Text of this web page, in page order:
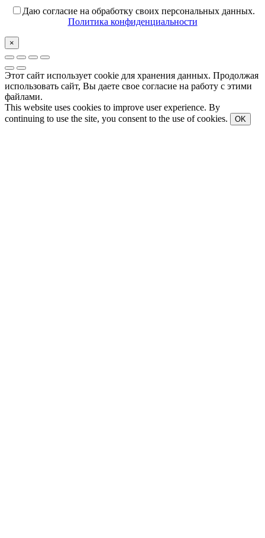
Даю согласие на обработку своих персональных данных.
Политика конфиденциальности
×
Этот сайт использует cookie для хранения данных. Продолжая
использовать сайт, Вы даете свое согласие на работу с этими
файлами.
This website uses cookies to improve user experience. By
continuing to use the site, you consent to the use of cookies.
OK